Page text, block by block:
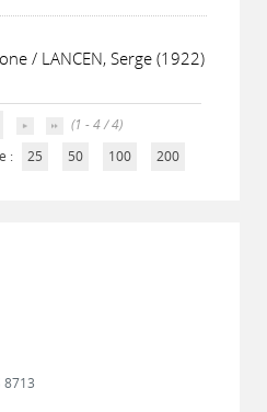
/ LANCEN, Serge (1922)
(1 - 4 / 4)
:
25 50 100 200
8713